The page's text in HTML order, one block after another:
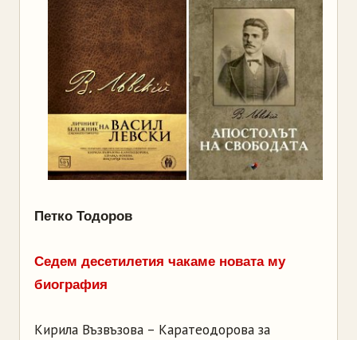
Петко Тодоров
Седем десетилетия чакаме новата му
биография
Кирила Възвъзова – Каратеодорова за